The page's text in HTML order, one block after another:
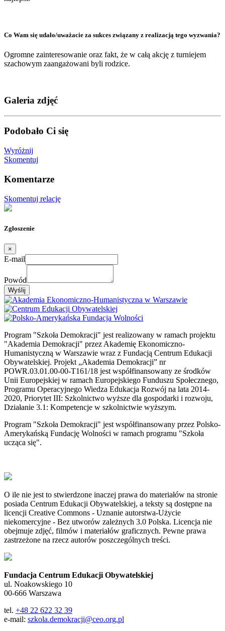
Co Wam się udało/uważacie za sukces związany z realizacją tego wyzwania?
Ogromne zainteresowanie oraz fakt, że w całą akcję z turniejem
szachowym zaangażowani byli rodzice.
Galeria zdjęć
Podobało Ci się
Wyróżnij
Skomentuj
Komentarze
Skomentuj relację
Zgłoszenie
×
E-mail
Powód
Wyślij
Program "Szkoła Demokracji" jest realizowany w ramach projektu
"Akademia Demokracji" przez Akademię Ekonomiczno-
Humanistyczną w Warszawie wraz z Fundacją Centrum Edukacji
Obywatelskiej. Projekt „Akademia Demokracji” nr
POWR.03.01.00-00-T161/18 jest współfinansowany ze środków
Unii Europejskiej w ramach Europejskiego Funduszu Społecznego,
Programu Operacyjnego Wiedza Edukacja Rozwój na lata 2014-
2020, Priorytet III: Szkolnictwo wyższe dla gospodarki i rozwoju,
Działanie 3.1: Kompetencje w szkolnictwie wyższym.
Program "Szkoła Demokracji" jest współfinansowany przez Polsko-
Amerykańską Fundację Wolności w ramach programu "Szkoła
ucząca się".
O ile nie jest to stwierdzone inaczej prawa do materiałów na stronie
posiada Centrum Edukacji Obywatelskiej, a teksty są dostępne na
licencji Creative Commons - Uznanie autorstwa-Użycie
niekomercyjne - Bez utworów zależnych 3.0 Polska. Licencja nie
obejmuje zdjęć, filmów i materiałów graficznych. Pewne prawa
zastrzeżone na rzecz autorów poszczególnych treści.
Fundacja Centrum Edukacji Obywatelskiej
ul. Noakowskiego 10
00-666 Warszawa
tel. +48 22 622 32 39
e-mail: szkola.demokracji@ceo.org.pl